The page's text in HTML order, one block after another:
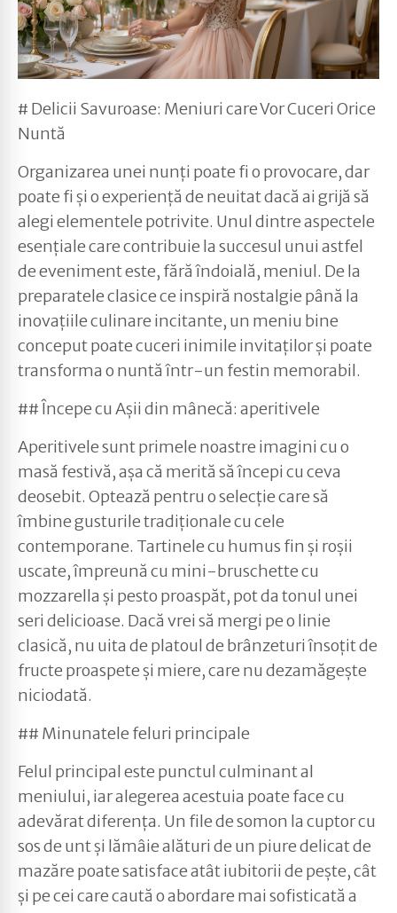
# Delicii Savuroase: Meniuri care Vor Cuceri Orice
Nuntă
Organizarea unei nunți poate fi o provocare, dar
poate fi și o experiență de neuitat dacă ai grijă să
alegi elementele potrivite. Unul dintre aspectele
esențiale care contribuie la succesul unui astfel
de eveniment este, fără îndoială, meniul. De la
preparatele clasice ce inspiră nostalgie până la
inovațiile culinare incitante, un meniu bine
conceput poate cuceri inimile invitaților și poate
transforma o nuntă într-un festin memorabil.
## Începe cu Așii din mânecă: aperitivele
Aperitivele sunt primele noastre imagini cu o
masă festivă, așa că merită să începi cu ceva
deosebit. Optează pentru o selecție care să
îmbine gusturile tradiționale cu cele
contemporane. Tartinele cu humus fin și roșii
uscate, împreună cu mini-bruschette cu
mozzarella și pesto proaspăt, pot da tonul unei
seri delicioase. Dacă vrei să mergi pe o linie
clasică, nu uita de platoul de brânzeturi însoțit de
fructe proaspete și miere, care nu dezamăgește
niciodată.
## Minunatele feluri principale
Felul principal este punctul culminant al
meniului, iar alegerea acestuia poate face cu
adevărat diferența. Un file de somon la cuptor cu
sos de unt și lămâie alături de un piure delicat de
mazăre poate satisface atât iubitorii de pește, cât
și pe cei care caută o abordare mai sofisticată a